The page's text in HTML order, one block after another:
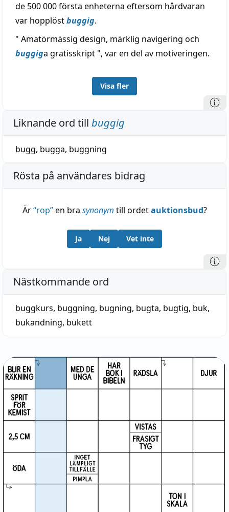
de 500 000 första enheterna eftersom hårdvaran
var hopplöstbuggig.
" Amatörmässig design, märklig navigering och
buggiga gratisskript ", var en del av motiveringen.
Visa fler
Liknande ord till buggig
bugg, bugga, buggning
Rösta på användares bidrag
Är“rop”en bra synonym till ordetauktionsbud?
Ja Nej Vet inte
Nästkommande ord
buggkurs, buggning, bugning, bugta, bugtig, buk,
bukandning, bukett